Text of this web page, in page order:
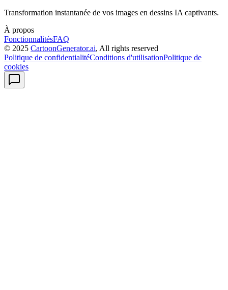
Transformation instantanée de vos images en dessins IA captivants.
À propos
FonctionnalitésFAQ
© 2025 CartoonGenerator.ai, All rights reserved
Politique de confidentialitéConditions d'utilisationPolitique de
cookies